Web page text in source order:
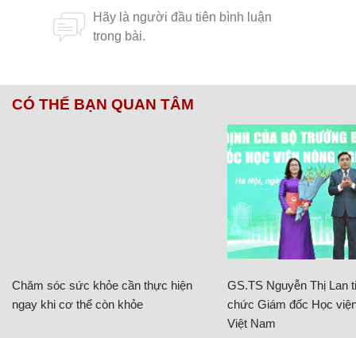
CÓ THỂ BẠN QUAN TÂM
Chăm sóc sức khỏe cần thực hiện
ngay khi cơ thể còn khỏe
GS.TS Nguyễn Thị Lan
chức Giám đốc Học
Việt Nam